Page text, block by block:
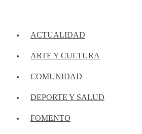
ACTUALIDAD
ARTE Y CULTURA
COMUNIDAD
DEPORTE Y SALUD
FOMENTO